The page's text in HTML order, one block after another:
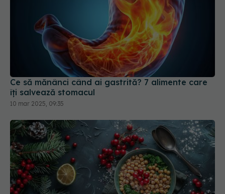
Ce să mănânci când ai gastrită? 7 alimente care
îți salvează stomacul
10 mar 2025, 09:35